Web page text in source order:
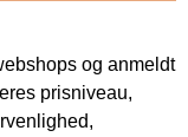
og anmeldt
prisniveau,